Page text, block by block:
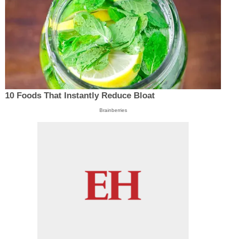
10 Foods That Instantly Reduce Bloat
Brainberries